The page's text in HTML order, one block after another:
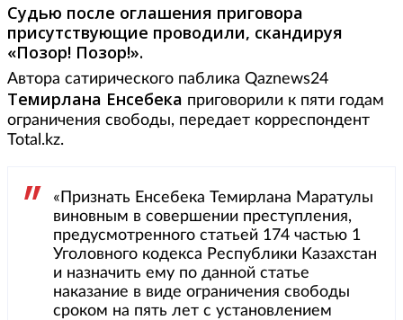
Судью после оглашения приговора
присутствующие проводили, скандируя
«Позор! Позор!».
Автора сатирического паблика Qaznews24
Темирлана Енсебека приговорили к пяти годам
ограничения свободы, передает корреспондент
Total.kz.
«Признать Енсебека Темирлана Маратулы
виновным в совершении преступления,
предусмотренного статьей 174 частью 1
Уголовного кодекса Республики Казахстан
и назначить ему по данной статье
наказание в виде ограничения свободы
сроком на пять лет с установлением